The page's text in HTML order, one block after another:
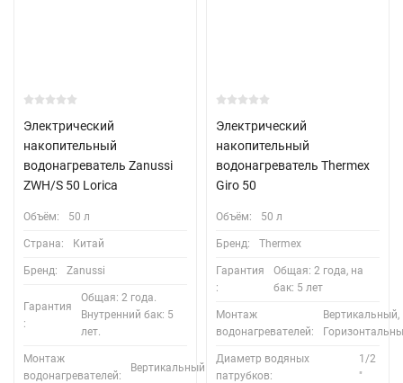
Электрический
накопительный
водонагреватель Zanussi
ZWH/S 50 Lorica
Объём: 50 л
Страна: Китай
Бренд: Zanussi
Гарантия
:
Общая: 2 года.
Внутренний бак: 5
лет.
Монтаж
водонагревателей:
Вертикальный
Электрический
накопительный
водонагреватель Thermex
Giro 50
Объём: 50 л
Бренд: Thermex
Гарантия
:
Общая: 2 года, на
бак: 5 лет
Монтаж
водонагревателей:
Вертикальный,
Диаметр водяных
патрубков:
1/2
"